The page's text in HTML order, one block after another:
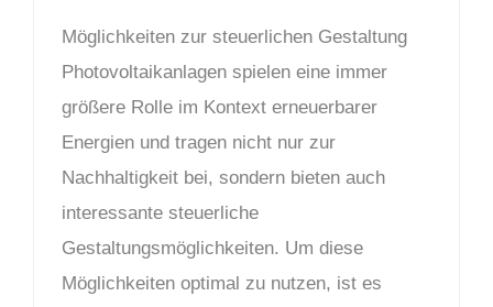
Möglichkeiten zur steuerlichen Gestaltung
Photovoltaikanlagen spielen eine immer
größere Rolle im Kontext erneuerbarer
Energien und tragen nicht nur zur
Nachhaltigkeit bei, sondern bieten auch
interessante steuerliche
Gestaltungsmöglichkeiten. Um diese
Möglichkeiten optimal zu nutzen, ist es